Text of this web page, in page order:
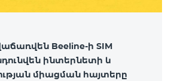
Beeline-ի SIM
ինտերնետի և
միացման հայտերը